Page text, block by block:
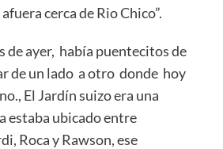
cerca de Rio Chico”.
de ayer, había puentecitos de
de un lado a otro donde hoy
El Jardín suizo era una
estaba ubicado entre
Roca y Rawson, ese